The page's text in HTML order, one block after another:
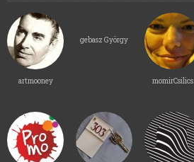
artmooney
gebasz György
momirCsilics